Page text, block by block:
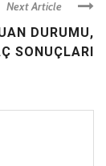
Next Article
DURUMU,
SONUÇLARI